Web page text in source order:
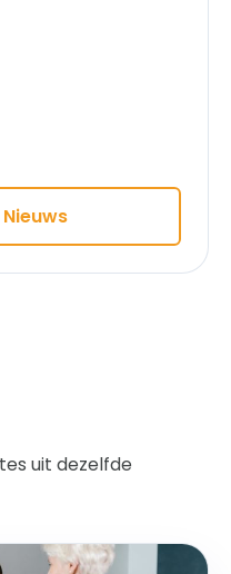
uit dezelfde